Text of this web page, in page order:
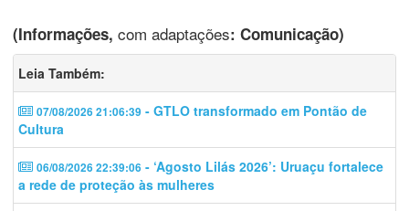
(Informações, com adaptações: Comunicação)
Leia Também:
07/08/2026 21:06:39 - GTLO transformado em Pontão de
Cultura
06/08/2026 22:39:06 - ‘Agosto Lilás 2026’: Uruaçu fortalece
a rede de proteção às mulheres